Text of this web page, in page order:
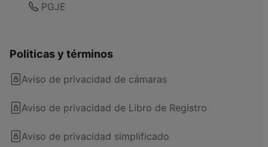
PGJE
Politicas y términos
Aviso de privacidad de cámaras
Aviso de privacidad de Libro de Registro
Aviso de privacidad simplificado